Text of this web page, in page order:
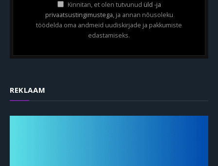
Kinnitan, et olen tutvunud üld -ja
privaatsustingimustega, ja annan nõusoleku
töödelda oma andmeid uudiskirjade ja pakkumiste
edastamiseks.
REKLAAM